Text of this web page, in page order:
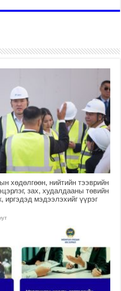
хөдөлгөөн, нийтийн тээврийн
зах, худалдааны төвийн
иргэдэд мэдээлэхийг үүрэг